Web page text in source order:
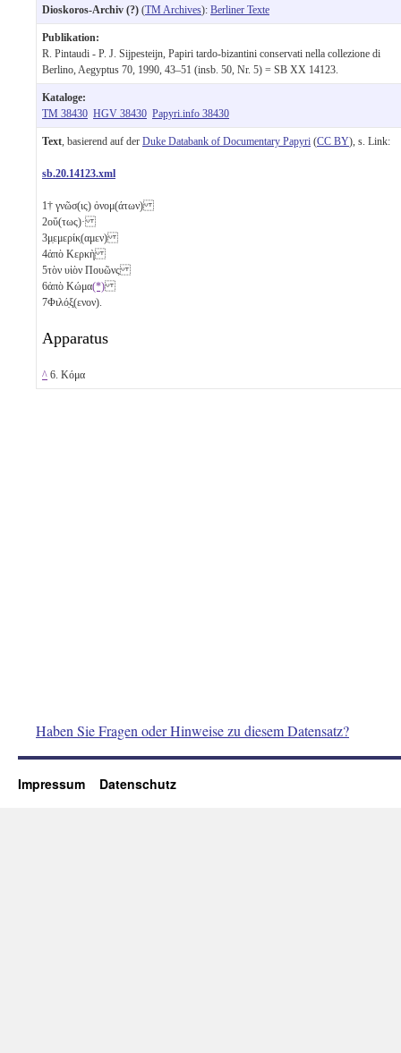
Dioskoros-Archiv (?) (TM Archives): Berliner Texte
Publikation:
R. Pintaudi - P. J. Sijpesteijn, Papiri tardo-bizantini conservati nella collezione di
Berlino, Aegyptus 70, 1990, 43–51 (insb. 50, Nr. 5) = SB XX 14123.
Kataloge:
TM 38430 HGV 38430 Papyri.info 38430
Text , basierend auf der Duke Databank of Documentary Papyri (CC BY), s. Link:
sb.20.14123.xml
1† γνῶσ(ις) ὀνομ(άτων)
2οὕ(τως)·
3μ̣εμερίκ̣(αμεν)
4ἀπὸ Κερκὴ
5τὸν υἱὸν Πουῶνς
6ἀπὸ Κώμα(*)
7Φιλό̣ξ̣(ενον).
Apparatus
^ 6. Κόμα
Haben Sie Fragen oder Hinweise zu diesem Datensatz?
Impressum Datenschutz